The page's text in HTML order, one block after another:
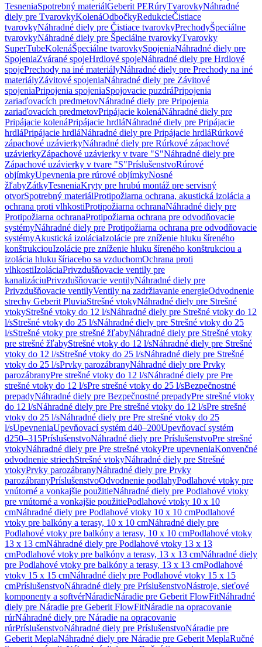
TesneniaSpotrebný materiálGeberit PERúryTvarovkyNáhradné
diely pre TvarovkyKolenáOdbočkyRedukcieČistiace
tvarovkyNáhradné diely pre Čistiace tvarovkyPrechodyŠpeciálne
tvarovkyNáhradné diely pre Špeciálne tvarovkyTvarovky
SuperTubeKolenáŠpeciálne tvarovkySpojeniaNáhradné diely pre
SpojeniaZvárané spojeHrdlové spojeNáhradné diely pre Hrdlové
spojePrechody na iné materiályNáhradné diely pre Prechody na iné
materiályZávitové spojeniaNáhradné diely pre Závitové
spojeniaPripojenia spojeniaSpojovacie puzdráPripojenia
zariaďovacích predmetovNáhradné diely pre Pripojenia
zariaďovacích predmetovPripájacie kolenáNáhradné diely pre
Pripájacie kolenáPripájacie hrdláNáhradné diely pre Pripájacie
hrdláPripájacie hrdláNáhradné diely pre Pripájacie hrdláRúrkové
zápachové uzávierkyNáhradné diely pre Rúrkové zápachové
uzávierkyZápachové uzávierky v tvare "S"Náhradné diely pre
Zápachové uzávierky v tvare "S"PríslušenstvoRúrové
objímkyUpevnenia pre rúrové objímkyNosné
žľabyZátkyTesneniaKryty pre hrubú montáž pre servisný
otvorSpotrebný materiálProtipožiarna ochrana, akustická izolácia a
ochrana proti vlhkostiProtipožiarna ochranaNáhradné diely pre
Protipožiarna ochranaProtipožiarna ochrana pre odvodňovacie
systémyNáhradné diely pre Protipožiarna ochrana pre odvodňovacie
systémyAkustická izoláciaIzolácie pre zníženie hluku šíreného
konštrukciouIzolácie pre zníženie hluku šíreného konštrukciou a
izolácia hluku šíriaceho sa vzduchomOchrana proti
vlhkostiIzoláciaPrivzdušňovacie ventily pre
kanalizáciuPrivzdušňovacie ventilyNáhradné diely pre
Privzdušňovacie ventilyVentily na zadržiavanie energieOdvodnenie
strechy Geberit PluviaStrešné vtokyNáhradné diely pre Strešné
vtokyStrešné vtoky do 12 l/sNáhradné diely pre Strešné vtoky do 12
l/sStrešné vtoky do 25 l/sNáhradné diely pre Strešné vtoky do 25
l/sStrešné vtoky pre strešné žľabyNáhradné diely pre Strešné vtoky
pre strešné žľabyStrešné vtoky do 12 l/sNáhradné diely pre Strešné
vtoky do 12 l/sStrešné vtoky do 25 l/sNáhradné diely pre Strešné
vtoky do 25 l/sPrvky parozábranyNáhradné diely pre Prvky
parozábranyPre strešné vtoky do 12 l/sNáhradné diely pre Pre
strešné vtoky do 12 l/sPre strešné vtoky do 25 l/sBezpečnostné
prepadyNáhradné diely pre Bezpečnostné prepadyPre strešné vtoky
do 12 l/sNáhradné diely pre Pre strešné vtoky do 12 l/sPre strešné
vtoky do 25 l/sNáhradné diely pre Pre strešné vtoky do 25
l/sUpevneniaUpevňovací systém d40–200Upevňovací systém
d250–315PríslušenstvoNáhradné diely pre PríslušenstvoPre strešné
vtokyNáhradné diely pre Pre strešné vtokyPre upevneniaKonvenčné
odvodnenie striechStrešné vtokyNáhradné diely pre Strešné
vtokyPrvky parozábranyNáhradné diely pre Prvky
parozábranyPríslušenstvoOdvodnenie podlahyPodlahové vtoky pre
vnútorné a vonkajšie použitieNáhradné diely pre Podlahové vtoky
pre vnútorné a vonkajšie použitiePodlahové vtoky 10 x 10
cmNáhradné diely pre Podlahové vtoky 10 x 10 cmPodlahové
vtoky pre balkóny a terasy, 10 x 10 cmNáhradné diely pre
Podlahové vtoky pre balkóny a terasy, 10 x 10 cmPodlahové vtoky
13 x 13 cmNáhradné diely pre Podlahové vtoky 13 x 13
cmPodlahové vtoky pre balkóny a terasy, 13 x 13 cmNáhradné diely
pre Podlahové vtoky pre balkóny a terasy, 13 x 13 cmPodlahové
vtoky 15 x 15 cmNáhradné diely pre Podlahové vtoky 15 x 15
cmPríslušenstvoNáhradné diely pre PríslušenstvoNástroje, sieťové
komponenty a softvérNáradieNáradie pre Geberit FlowFitNáhradné
diely pre Náradie pre Geberit FlowFitNáradie na opracovanie
rúrNáhradné diely pre Náradie na opracovanie
rúrPríslušenstvoNáhradné diely pre PríslušenstvoNáradie pre
Geberit MeplaNáhradné diely pre Náradie pre Geberit MeplaRučné